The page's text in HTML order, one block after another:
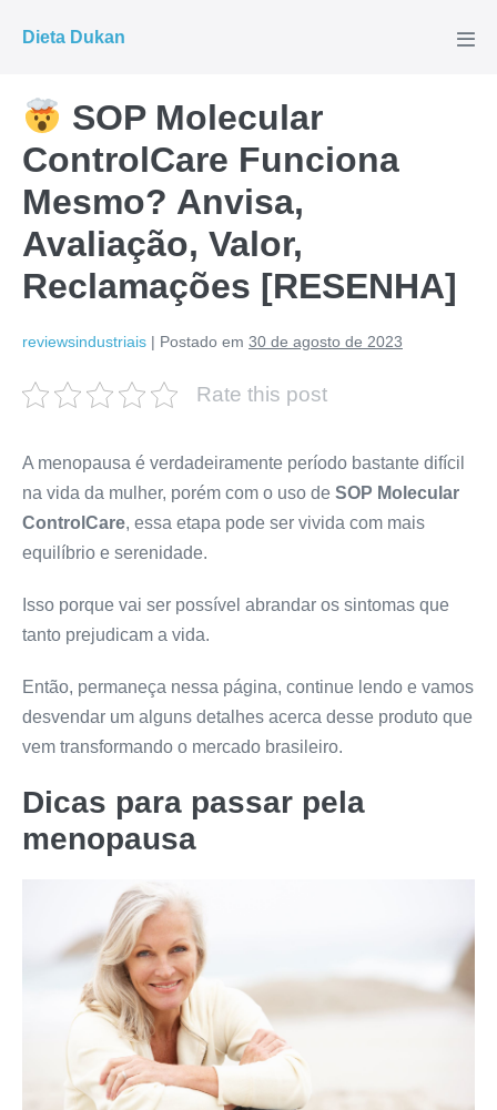
para
conteúdo
Dieta Dukan
SOP Molecular
ControlCare Funciona
Mesmo? Anvisa,
Avaliação, Valor,
Reclamações [RESENHA]
reviewsindustriais | Postado em 30 de agosto de 2023
Rate this post
A menopausa é verdadeiramente período bastante difícil
na vida da mulher, porém com o uso de SOP Molecular
ControlCare, essa etapa pode ser vivida com mais
equilíbrio e serenidade.
Isso porque vai ser possível abrandar os sintomas que
tanto prejudicam a vida.
Então, permaneça nessa página, continue lendo e vamos
desvendar um alguns detalhes acerca desse produto que
vem transformando o mercado brasileiro.
Dicas para passar pela
menopausa